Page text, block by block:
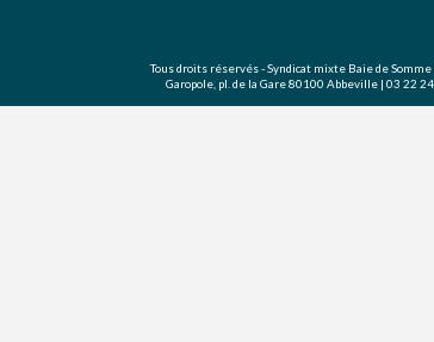
Tous droits réservés - Syndicat mixte Baie de
Garopole, pl. de la Gare 80100 Abbeville | 03 22